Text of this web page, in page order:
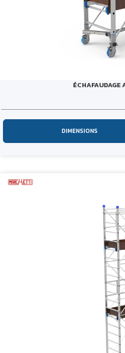
ÉCHAFAUDAGE
DIMENSIONS